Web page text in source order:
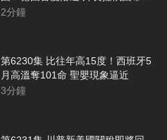
操作
2分鐘
第6230集 比往年高15度！西班牙5
月高溫奪101命 聖嬰現象逼近
3分鐘